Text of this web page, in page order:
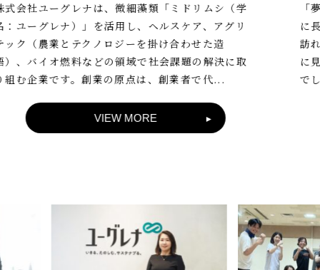
「夢が白黒からカラーになったんです」 ルネサンス
に長年通った一人の女性会員が、退会のあいさつに
訪れた際に残した言葉です。それは、眠っている時
に見る夢が白黒からカラーへ変わったという実体験
でした。 この体験には、身体機能の...
VIEW MORE